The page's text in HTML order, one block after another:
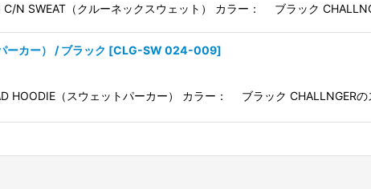
N SWEAT（クルーネックスウェット） カラー： ブラック
ーカー） / ブラック [CLG-SW 024-009]
（スウェットパーカー） カラー： ブラック CHALLNGER